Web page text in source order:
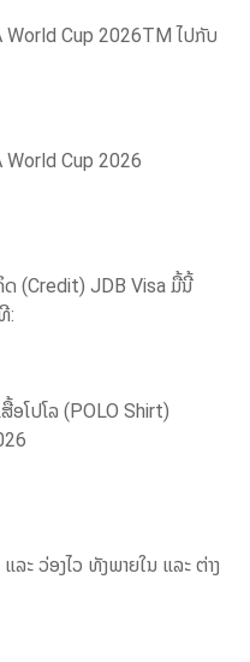
World Cup 2026TM ໄປກັບ
World Cup 2026
(Credit) JDB Visa ມື້ນີ້
:
ອໂປໂລ (POLO Shirt)
ລະ ວ່ອງໄວ ທັງພາຍໃນ ແລະ ຕ່າງ